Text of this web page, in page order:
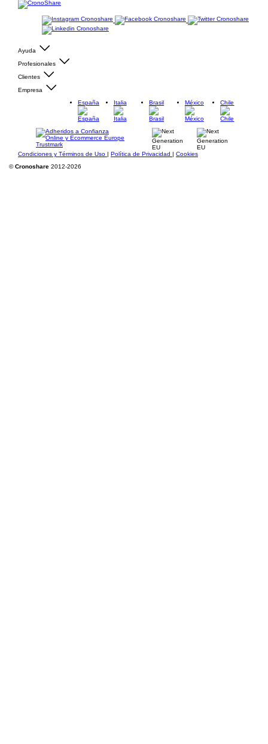
Ayuda
Profesionales
Clientes
Empresa
España
Italia Brasil México Chile
Condiciones y Términos de Uso | Política de Privacidad | Cookies
©Cronoshare 2012-2026